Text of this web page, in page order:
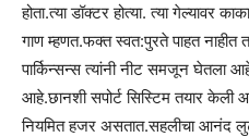
होता.त्या डॉक्टर होत्या. त्या गेल्यावर
गाण म्हणत.फक्त स्वत:पुरते पाहत नाहीत
पार्किन्सन्स त्यांनी नीट समजून घेतला
आहे.छानशी सपोर्ट सिस्टिम तयार केली
नियमित हजर असतात.सहलीचा आनंद